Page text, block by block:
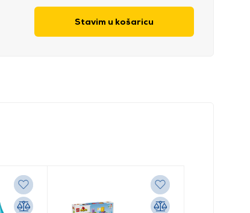
Stavim u košaricu